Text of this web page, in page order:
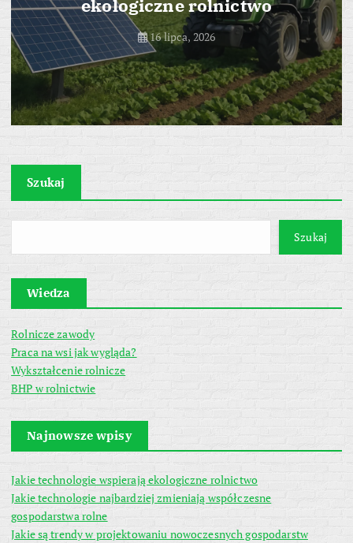
16 lipca, 2026
Szukaj
Szukaj
Wiedza
Rolnicze zawody
Praca na wsi jak wygląda?
Wykształcenie rolnicze
BHP w rolnictwie
Najnowsze wpisy
Jakie technologie wspierają ekologiczne rolnictwo
Jakie technologie najbardziej zmieniają współczesne
gospodarstwa rolne
Jakie są trendy w projektowaniu nowoczesnych gospodarstw